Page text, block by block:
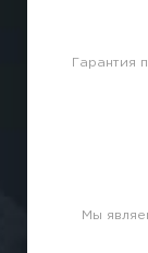
Гарантия
Мы